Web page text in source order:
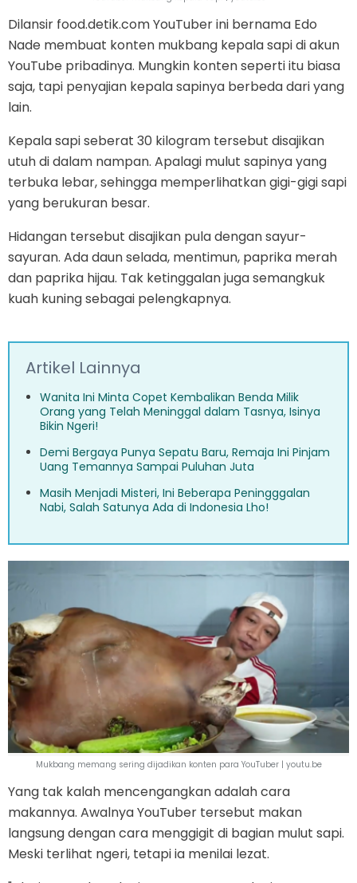
Dilansir food.detik.com YouTuber ini bernama Edo
Nade membuat konten mukbang kepala sapi di akun
YouTube pribadinya. Mungkin konten seperti itu biasa
saja, tapi penyajian kepala sapinya berbeda dari yang
lain.
Kepala sapi seberat 30 kilogram tersebut disajikan
utuh di dalam nampan. Apalagi mulut sapinya yang
terbuka lebar, sehingga memperlihatkan gigi-gigi sapi
yang berukuran besar.
Hidangan tersebut disajikan pula dengan sayur-
sayuran. Ada daun selada, mentimun, paprika merah
dan paprika hijau. Tak ketinggalan juga semangkuk
kuah kuning sebagai pelengkapnya.
Artikel Lainnya
Wanita Ini Minta Copet Kembalikan Benda Milik
Orang yang Telah Meninggal dalam Tasnya, Isinya
Bikin Ngeri!
Demi Bergaya Punya Sepatu Baru, Remaja Ini Pinjam
Uang Temannya Sampai Puluhan Juta
Masih Menjadi Misteri, Ini Beberapa Peningggalan
Nabi, Salah Satunya Ada di Indonesia Lho!
Mukbang memang sering dijadikan konten para YouTuber | youtu.be
Yang tak kalah mencengangkan adalah cara
makannya. Awalnya YouTuber tersebut makan
langsung dengan cara menggigit di bagian mulut sapi.
Meski terlihat ngeri, tetapi ia menilai lezat.